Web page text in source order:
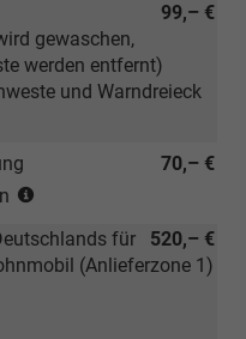
99,– €
gewaschen,
werden entfernt)
und Warndreieck
70,– €
auch
bei
520,– €
für
(Anlieferzone 1)